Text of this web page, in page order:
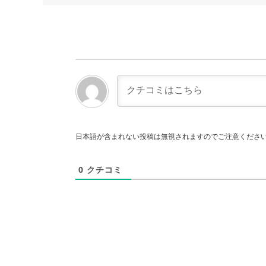
日本語が含まれない投稿は無視されますのでご注意くださ
0 クチコミ